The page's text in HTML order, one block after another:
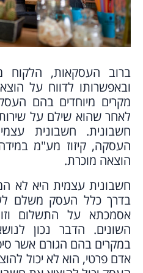
ברוב העסקאות, הלקוח
ובאפשרותו לדווח על
מקרים מיוחדים בהם
לאחר שהוא שילם על שירות
חשבונית. חשבונית
העסקה, קיזוז מע"מ
הוצאה מוכרת.
חשבונית עצמית היא לא
בדרך כלל העסק משלם
אסמכתא על התשלום וזו
השונים. הדבר נכון
במקרים בהם הגורם אשר
אדם פרטי, הוא לא יכול